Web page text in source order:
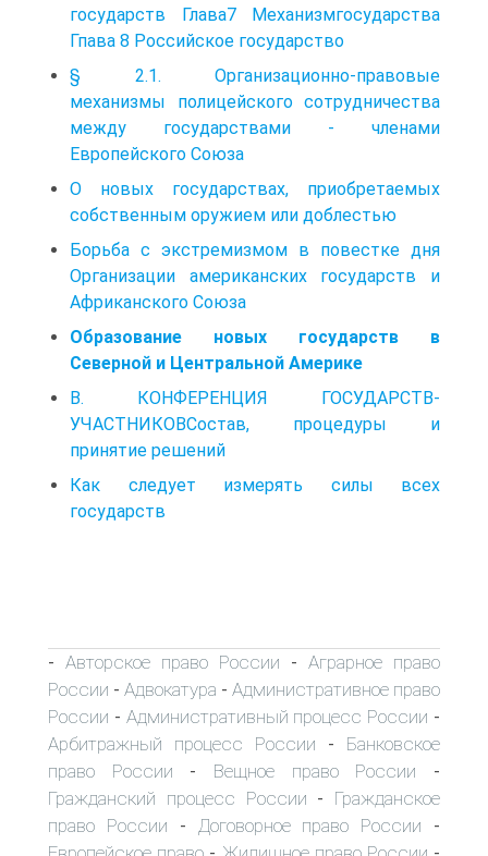
государств Глава7 Механизмгосударства
Гпава 8 Российское государство
§ 2.1. Организационно-правовые
механизмы полицейского сотрудничества
между государствами - членами
Европейского Союза
О новых государствах, приобретаемых
собственным оружием или доблестью
Борьба с экстремизмом в повестке дня
Организации американских государств и
Африканского Союза
Образование новых государств в
Северной и Центральной Америке
В. КОНФЕРЕНЦИЯ ГОСУДАРСТВ-
УЧАСТНИКОВСостав, процедуры и
принятие решений
Как следует измерять силы всех
государств
- Авторское право России - Аграрное право
России - Адвокатура - Административное право
России - Административный процесс России -
Арбитражный процесс России - Банковское
право России - Вещное право России -
Гражданский процесс России - Гражданское
право России - Договорное право России -